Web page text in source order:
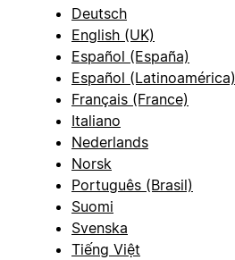
Deutsch
English (UK)
Español (España)
Español (Latinoamérica)
Français (France)
Italiano
Nederlands
Norsk
Português (Brasil)
Suomi
Svenska
Tiếng Việt